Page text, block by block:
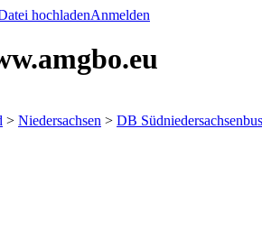
hochladenAnmelden
> Niedersachsen > DB Südniedersachsenbus